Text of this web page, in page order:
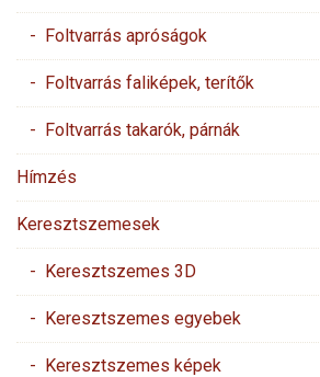
- Foltvarrás apróságok
- Foltvarrás faliképek, terítők
- Foltvarrás takarók, párnák
Hímzés
Keresztszemesek
- Keresztszemes 3D
- Keresztszemes egyebek
- Keresztszemes képek